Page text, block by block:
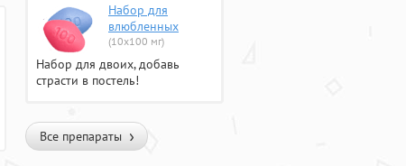
Набор для
влюбленных
(10х100 мг)
Набор для двоих, добавь
страсти в постель!
Все препараты